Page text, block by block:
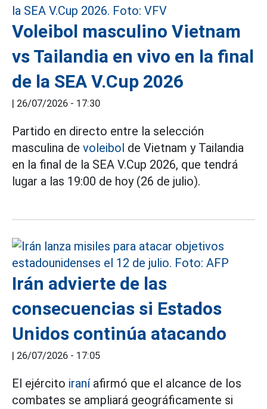
Voleibol masculino Vietnam
vs Tailandia en vivo en la final
de la SEA V.Cup 2026
| 26/07/2026 - 17:30
Partido en directo entre la selección
masculina de voleibol de Vietnam y Tailandia
en la final de la SEA V.Cup 2026, que tendrá
lugar a las 19:00 de hoy (26 de julio).
Irán advierte de las
consecuencias si Estados
Unidos continúa atacando
| 26/07/2026 - 17:05
El ejército iraníafirmó que el alcance de los
combates se ampliará geográficamente si